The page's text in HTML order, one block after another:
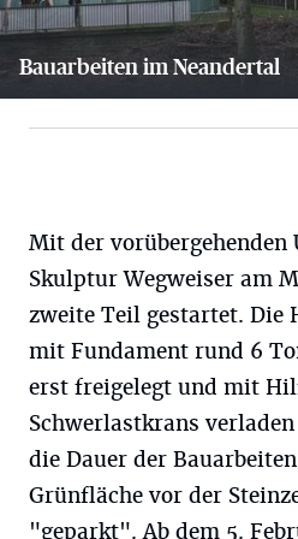
Bauarbeiten im Neandertal
Mit der vorübergehenden
Skulptur Wegweiser am
zweite Teil gestartet. Die
mit Fundament rund 6
erst freigelegt und mit
Schwerlastkrans
die Dauer der
Grünfläche vor der
"geparkt". Ab dem 5.